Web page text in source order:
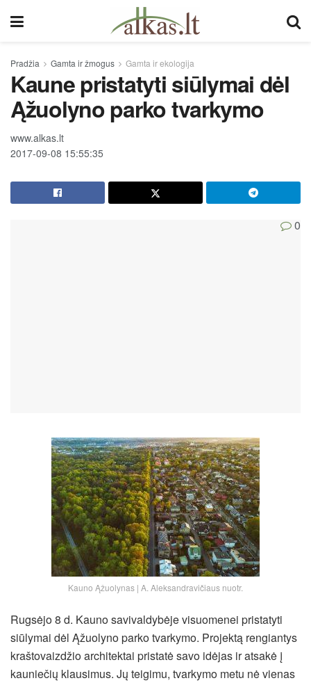
Pradžia Gamta ir žmogus Gamta ir ekologija
Kaune pristatyti siūlymai dėl
Ąžuolyno parko tvarkymo
www.alkas.lt
2017-09-08 15:55:35
0
Kauno Ąžuolynas | A. Aleksandravičiaus nuotr.
Rugsėjo 8 d. Kauno savivaldybėje visuomenei pristatyti
siūlymai dėl Ąžuolyno parko tvarkymo. Projektą rengiantys
kraštovaizdžio architektai pristatė savo idėjas ir atsakė į
kauniečių klausimus. Jų teigimu, tvarkymo metu nė vienas